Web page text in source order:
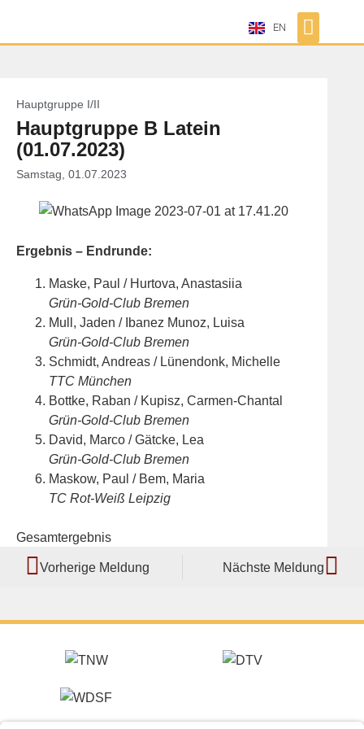
EN
Hauptgruppe I/II
Hauptgruppe B Latein
(01.07.2023)
Samstag, 01.07.2023
Ergebnis – Endrunde:
Maske, Paul / Hurtova, Anastasiia
Grün-Gold-Club Bremen
Mull, Jaden / Ibanez Munoz, Luisa
Grün-Gold-Club Bremen
Schmidt, Andreas / Lünendonk, Michelle
TTC München
Bottke, Raban / Kupisz, Carmen-Chantal
Grün-Gold-Club Bremen
David, Marco / Gätcke, Lea
Grün-Gold-Club Bremen
Maskow, Paul / Bem, Maria
TC Rot-Weiß Leipzig
Gesamtergebnis
Vorherige Meldung Nächste Meldung